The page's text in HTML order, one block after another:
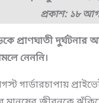
প্রকাশ: ১৮
প্রাণঘাতী দুর্ঘটনার
নেননি।
গার্ডারচাপায়